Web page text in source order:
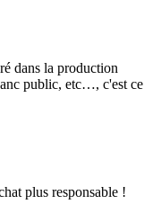
dans la production
public, etc…, c'est ce
plus responsable !